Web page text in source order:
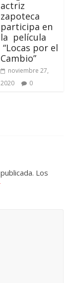
actriz
zapoteca
participa en
la película
“Locas por el
Cambio”
noviembre 27,
2020
0
Los